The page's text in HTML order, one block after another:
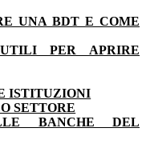
UNA BDT E COME
PER APRIRE
ISTITUZIONI
SETTORE
BANCHE DEL